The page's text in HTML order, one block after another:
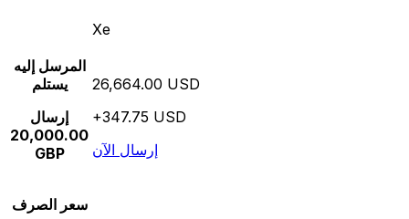
Xe
المرسل إليه
يستلم
إرسال
20,000.00
GBP
26,664.00 USD
+347.75 USD
إرسال الآن
سعر الصرف